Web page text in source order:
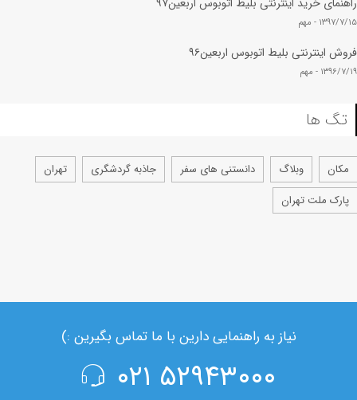
۱۳۹۷/۷/۱۵ - مهم
فروش اینترنتی بلیط اتوبوس اربعین۹۶
۱۳۹۶/۷/۱۹ - مهم
تگ ها
مکان وبلاگ دانستنی های سفر جاذبه گردشگری
تهران
پارک ملت تهران
نیاز به راهنمایی دارین با ما تماس بگیرین :)
۵۲۹۴۳۰۰۰ ۰۲۱